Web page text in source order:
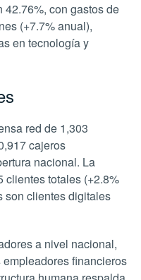
con gastos de
(+7.7% anual),
en tecnología y
red de 1,303
cajeros
nacional. La
clientes totales (+2.8%
son clientes digitales
a nivel nacional,
financieros